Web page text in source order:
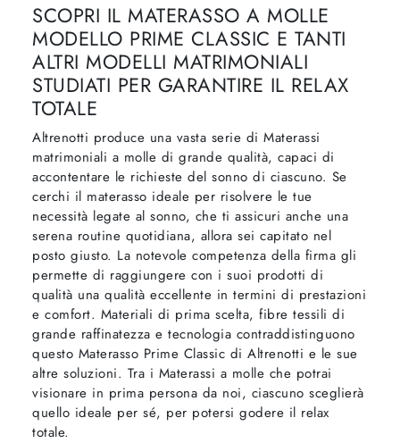
SCOPRI IL MATERASSO A MOLLE
MODELLO PRIME CLASSIC E TANTI
ALTRI MODELLI MATRIMONIALI
STUDIATI PER GARANTIRE IL RELAX
TOTALE
Altrenotti produce una vasta serie di Materassi
matrimoniali a molle di grande qualità, capaci di
accontentare le richieste del sonno di ciascuno. Se
cerchi il materasso ideale per risolvere le tue
necessità legate al sonno, che ti assicuri anche una
serena routine quotidiana, allora sei capitato nel
posto giusto. La notevole competenza della firma gli
permette di raggiungere con i suoi prodotti di
qualità una qualità eccellente in termini di prestazioni
e comfort. Materiali di prima scelta, fibre tessili di
grande raffinatezza e tecnologia contraddistinguono
questo Materasso Prime Classic di Altrenotti e le sue
altre soluzioni. Tra i Materassi a molle che potrai
visionare in prima persona da noi, ciascuno sceglierà
quello ideale per sé, per potersi godere il relax
totale.